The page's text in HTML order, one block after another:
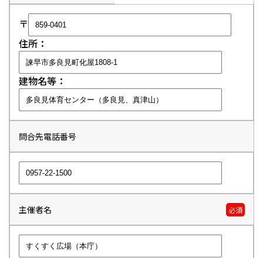
〒
住所：
建物名等：
問合先電話番号
主催者名 必須